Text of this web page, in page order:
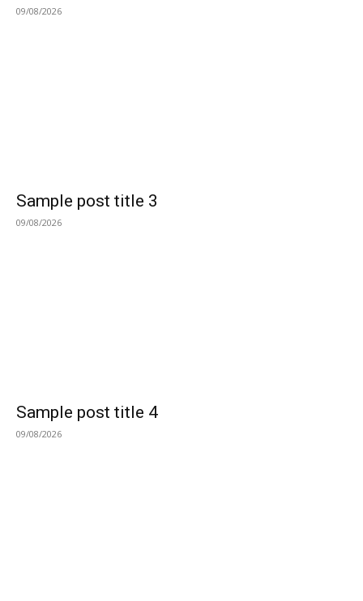
09/08/2026
Sample post title 3
09/08/2026
Sample post title 4
09/08/2026